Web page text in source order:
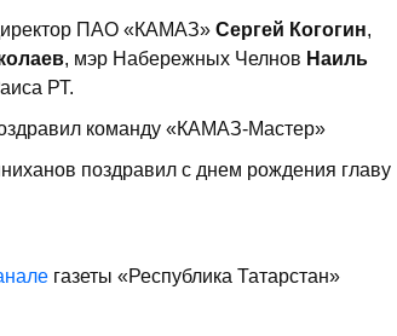
ПАО «КАМАЗ» Сергей Когогин,
, мэр Набережных Челнов Наиль
РТ.
поздравил с днем рождения главу
газеты «Республика Татарстан»